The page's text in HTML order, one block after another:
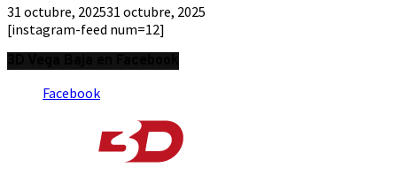
31 octubre, 202531 octubre, 2025
[instagram-feed num=12]
Facebook